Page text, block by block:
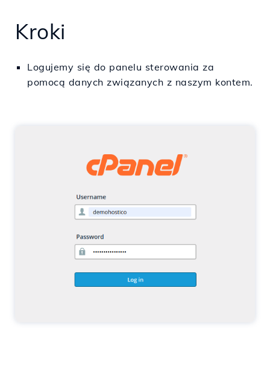
Kroki
Logujemy się do panelu sterowania za
pomocą danych związanych z naszym kontem.